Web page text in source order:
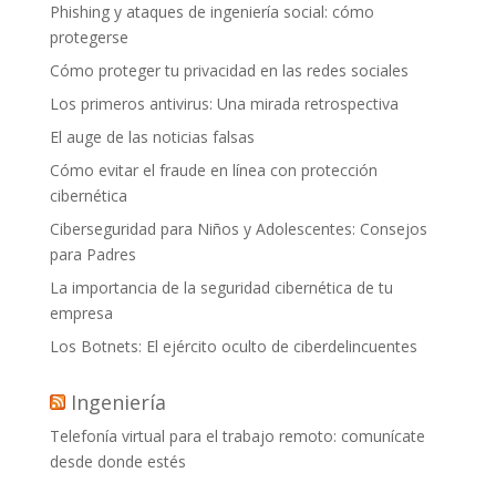
Phishing y ataques de ingeniería social: cómo
protegerse
Cómo proteger tu privacidad en las redes sociales
Los primeros antivirus: Una mirada retrospectiva
El auge de las noticias falsas
Cómo evitar el fraude en línea con protección
cibernética
Ciberseguridad para Niños y Adolescentes: Consejos
para Padres
La importancia de la seguridad cibernética de tu
empresa
Los Botnets: El ejército oculto de ciberdelincuentes
Ingeniería
Telefonía virtual para el trabajo remoto: comunícate
desde donde estés